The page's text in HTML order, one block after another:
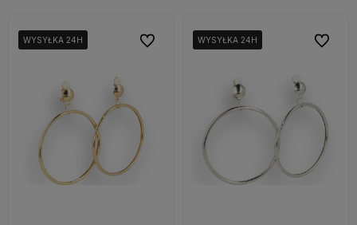
WYSYŁKA 24H
WYSYŁKA 24H
WYSYŁKA 24H Do ulubionychWYSYŁKA 24H
WYSYŁKA 24H
WYSYŁKA 24H Do